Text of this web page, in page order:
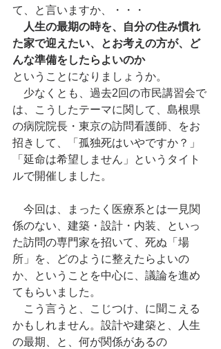
て、と言いますか、・・・
人生の最期の時を、自分の住み慣れ
た家で迎えたい、とお考えの方が、ど
んな準備をしたらよいのか
ということになりましょうか。
少なくとも、過去2回の市民講習会で
は、こうしたテーマに関して、島根県
の病院院長・東京の訪問看護師、をお
招きして、「孤独死はいやですか？」
「延命は希望しません」というタイト
ルで開催しました。
今回は、まったく医療系とは一見関
係のない、建築・設計・内装、といっ
た訪問の専門家を招いて、死ぬ「場
所」を、どのように整えたらよいの
か、ということを中心に、議論を進め
てもらいました。
こう言うと、こじつけ、に聞こえる
かもしれません。設計や建築と、人生
の最期、と、何が関係があるの